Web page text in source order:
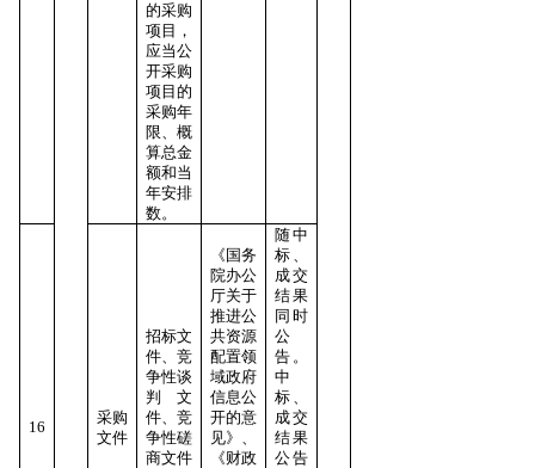
的采购
项目，
应当公
开采购
项目的
采购年
限、概
算总金
额和当
年安排
数。
16
采购
文件
招标文
件、竞
争性谈
判文
件、竞
争性磋
商文件
《国务
院办公
厅关于
推进公
共资源
配置领
域政府
信息公
开的意
见》、
《财政
随中
标、
成交
结果
同时
公
告。
中
标、
成交
结果
公告